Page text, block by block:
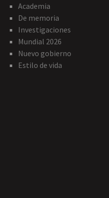
Academia
De memoria
Investigaciones
Mundial 2026
Nuevo gobierno
Estilo de vida